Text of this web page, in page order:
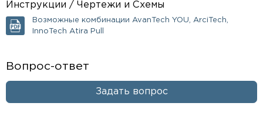
Инструкции / Чертежи и Схемы
Возможные комбинации AvanTech YOU, ArciTech,
InnoTech Atira Pull
Вопрос-ответ
Задать вопрос